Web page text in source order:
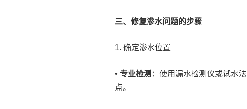
三、修复渗水问题的步骤
1. 确定渗水位置
• 专业检测 ：使用漏水检测仪或试水
点。